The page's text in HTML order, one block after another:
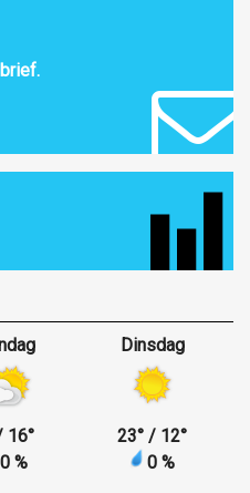
16°
%
Dinsdag
23° / 12°
0 %